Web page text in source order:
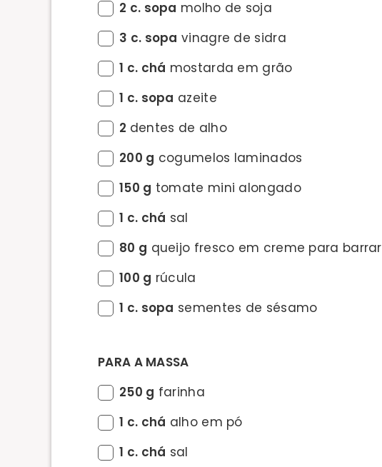
2 c. sopa molho de soja
3 c. sopa vinagre de sidra
1 c. chá mostarda em grão
1 c. sopa azeite
2 dentes de alho
200 g cogumelos laminados
150 g tomate mini alongado
1 c. chá sal
80 g queijo fresco em creme para barrar
100 g rúcula
1 c. sopa sementes de sésamo
PARA A MASSA
250 g farinha
1 c. chá alho em pó
1 c. chá sal